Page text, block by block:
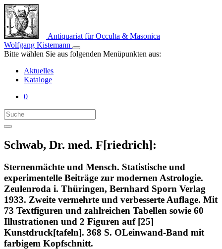
Antiquariat für Occulta & Masonica
Wolfgang Kistemann
Bitte wählen Sie aus folgenden Menüpunkten aus:
Aktuelles
Kataloge
0
Schwab, Dr. med. F[riedrich]:
Sternenmächte und Mensch. Statistische und
experimentelle Beiträge zur modernen Astrologie.
Zeulenroda i. Thüringen, Bernhard Sporn Verlag
1933. Zweite vermehrte und verbesserte Auflage. Mit
73 Textfiguren und zahlreichen Tabellen sowie 60
Illustrationen und 2 Figuren auf [25]
Kunstdruck[tafeln]. 368 S. OLeinwand-Band mit
farbigem Kopfschnitt.